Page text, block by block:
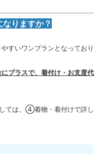
りますか？
すいワンプランとなっており
プラスで、着付け・お支度代
ては、④着物・着付けで詳し